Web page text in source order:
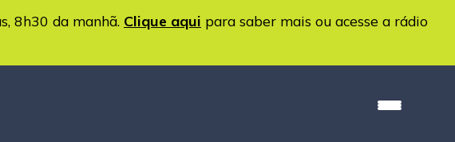
8h30 da manhã. Clique aqui para saber mais ou acesse a rádio